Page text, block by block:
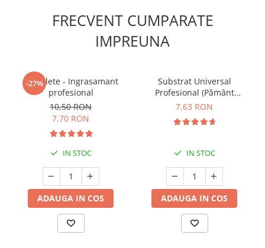
FRECVENT CUMPARATE
IMPREUNA
-27%
5 Tablete - Ingrasamant
profesional
10,50 RON
7,70 RON
IN STOC
ADAUGA IN COS
Substrat Universal
Profesional (Pământ
Premium) - 5 L
7,63 RON
IN STOC
ADAUGA IN COS